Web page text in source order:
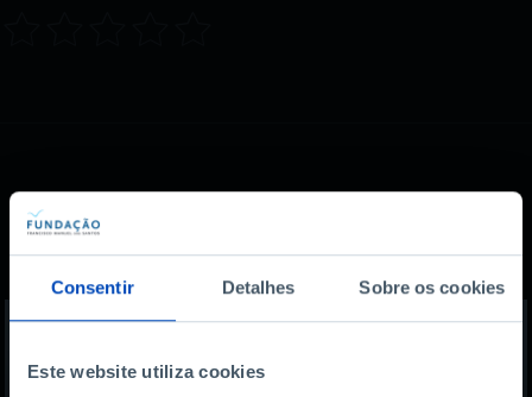
Consentir Detalhes Sobre os cookies
Este website utiliza cookies
Também lhe pode
interessar